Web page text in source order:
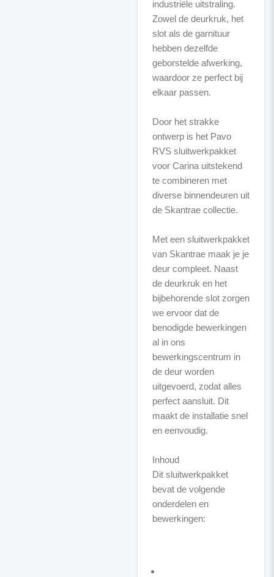
industriële uitstraling.
Zowel de deurkruk, het
slot als de garnituur
hebben dezelfde
geborstelde afwerking,
waardoor ze perfect bij
elkaar passen.
Door het strakke
ontwerp is het Pavo
RVS sluitwerkpakket
voor Carina uitstekend
te combineren met
diverse binnendeuren uit
de Skantrae collectie.
Met een sluitwerkpakket
van Skantrae maak je je
deur compleet. Naast
de deurkruk en het
bijbehorende slot zorgen
we ervoor dat de
benodigde bewerkingen
al in ons
bewerkingscentrum in
de deur worden
uitgevoerd, zodat alles
perfect aansluit. Dit
maakt de installatie snel
en eenvoudig.
Inhoud
Dit sluitwerkpakket
bevat de volgende
onderdelen en
bewerkingen: